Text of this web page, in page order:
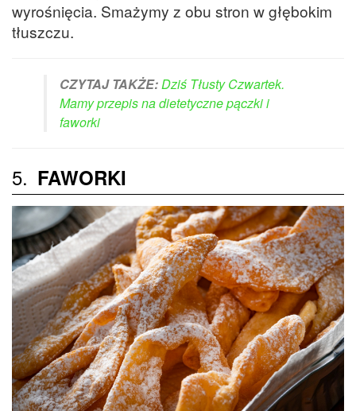
wyrośnięcia. Smażymy z obu stron w głębokim
tłuszczu.
CZYTAJ TAKŻE:Dziś Tłusty Czwartek.
Mamy przepis na dietetyczne pączki i
faworki
5. FAWORKI